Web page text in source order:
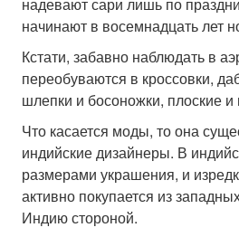
начинают в восемнадцать лет
Кстати, забавно наблюдать в
переобуваются в кроссовки,
шлепки и босоножки, плоские
Что касается моды, то она
индийские дизайнеры. В
размерами украшения, и
активно покупается из
Индию стороной.